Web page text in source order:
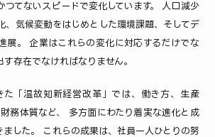
つてないスピードで変化しています。 人口減少
、気候変動をはじめとした環境課題、そしてデ
展。 企業はこれらの変化に対応するだけでな
す存在でなければなりません。
「温故知新経営改革」では、働き方、生産
務体質など、 多方面にわたり着実な進化と成
ました。 これらの成果は、社員一人ひとりの努